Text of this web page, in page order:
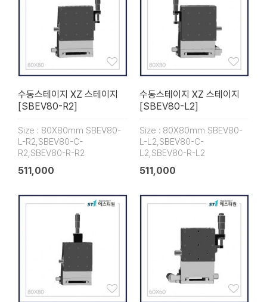
수동스테이지 XZ 스테이지
[SBEV80-R2]
Size : 80X80mm SBEV80-
L-R2,SBEV80-C-
R2,SBEV80-R-R2
511,000
수동스테이지 XZ 스테이지
[SBEV80-L2]
Size : 80X80mm SBEV80-
L-L2,SBEV80-C-
L2,SBEV80-R-L2
511,000